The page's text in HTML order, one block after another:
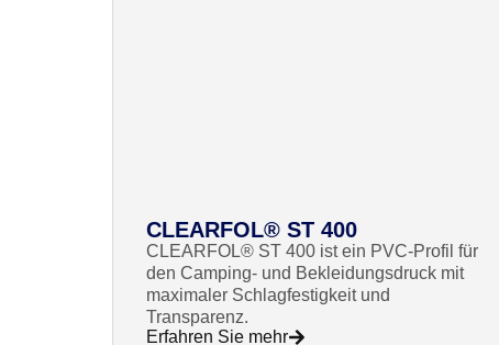
CLEARFOL® ST 400
CLEARFOL® ST 400 ist ein PVC-Profil für
den Camping- und Bekleidungsdruck mit
maximaler Schlagfestigkeit und
Transparenz.
Erfahren Sie mehr